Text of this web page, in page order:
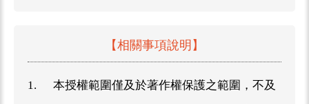
【相關事項說明】
1.
本授權範圍僅及於著作權保護之範圍，不及